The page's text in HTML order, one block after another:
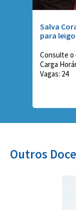
Salva
para
Consulte o
Carga
Vagas: 24
Outros